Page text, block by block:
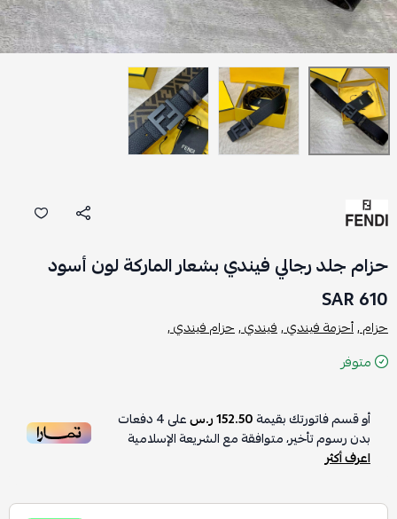
حزام جلد رجالي فيندي بشعار الماركة لون أسود
610 SAR
حزام ,أحزمة فيندي ,فيندي ,حزام فيندي ,
متوفر
أو قسم فاتورتك بقيمة152.50 ر.س على4دفعات
بدون رسوم تأخير، متوافقة مع الشريعة الإسلامية
اعرف أكثر